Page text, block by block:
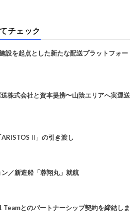
チェック
設を起点とした新たな配送プラットフォー
株式会社と資本提携〜山陰エリアへ実運送
II」の引き渡し
／新造船「蓉翔丸」就航
Teamとのパートナーシップ契約を締結しま